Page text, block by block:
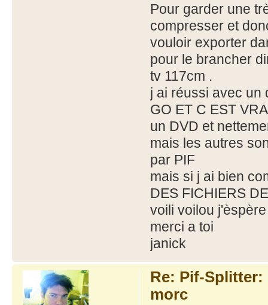
Pour garder une
compresser et
vouloir exporter
pour le brancher
tv 117cm .
j ai réussi avec un
GO ET C EST
un DVD et
mais les autres
par PIF
mais si j ai bien
DES FICHIERS
voili voilou
merci a toi
janick
Re: Pif-
morc